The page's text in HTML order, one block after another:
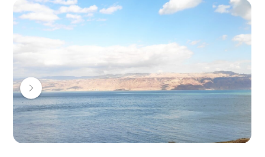
обучения для желающих.
Можно переночевать на месте в гостевом домике
возле отправной точки.
Страхование в соответствии с законодательством.
Торжества и мероприятия для велосипедистов
включая пойке (приготовление пищи на горячих углях
под открытым небом), музыкальные мастер-классы и
прочие варианты активного отдыха по просьбе
клиента.